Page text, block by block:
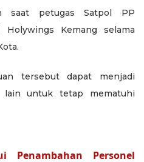
saat petugas Satpol PP
Holywings Kemang selama
tersebut dapat menjadi
lain untuk tetap mematuhi
Penambahan Personel